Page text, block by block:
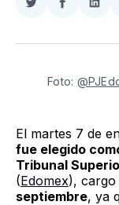
Compartir
Twitter
Foto:
El martes 7 de
fue elegido
Tribunal
(Edomex),
septiembre, ya